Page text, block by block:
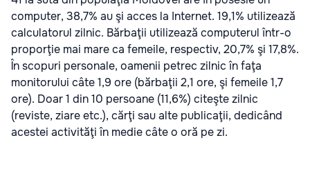
computer, 38,7% au şi acces la Internet. 19,1% utilizează
calculatorul zilnic. Bărbaţii utilizează computerul într-o
proporţie mai mare ca femeile, respectiv, 20,7% şi 17,8%.
În scopuri personale, oamenii petrec zilnic în faţa
monitorului câte 1,9 ore (bărbaţii 2,1 ore, şi femeile 1,7
ore). Doar 1 din 10 persoane (11,6%) citeşte zilnic
(reviste, ziare etc.), cărţi sau alte publicaţii, dedicând
acestei activităţi în medie câte o oră pe zi.